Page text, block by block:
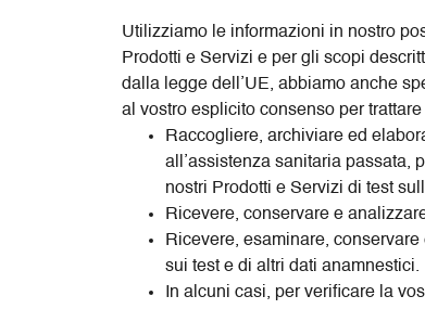
Utilizziamo le informazioni in nostro
Prodotti e Servizi e per gli scopi
dalla legge dell’UE, abbiamo anche
al vostro esplicito consenso per
Raccogliere, archiviare ed
all’assistenza sanitaria passata,
nostri Prodotti e Servizi di test
Ricevere, conservare e
Ricevere, esaminare,
sui test e di altri dati anamnestici.
In alcuni casi, per verificare la